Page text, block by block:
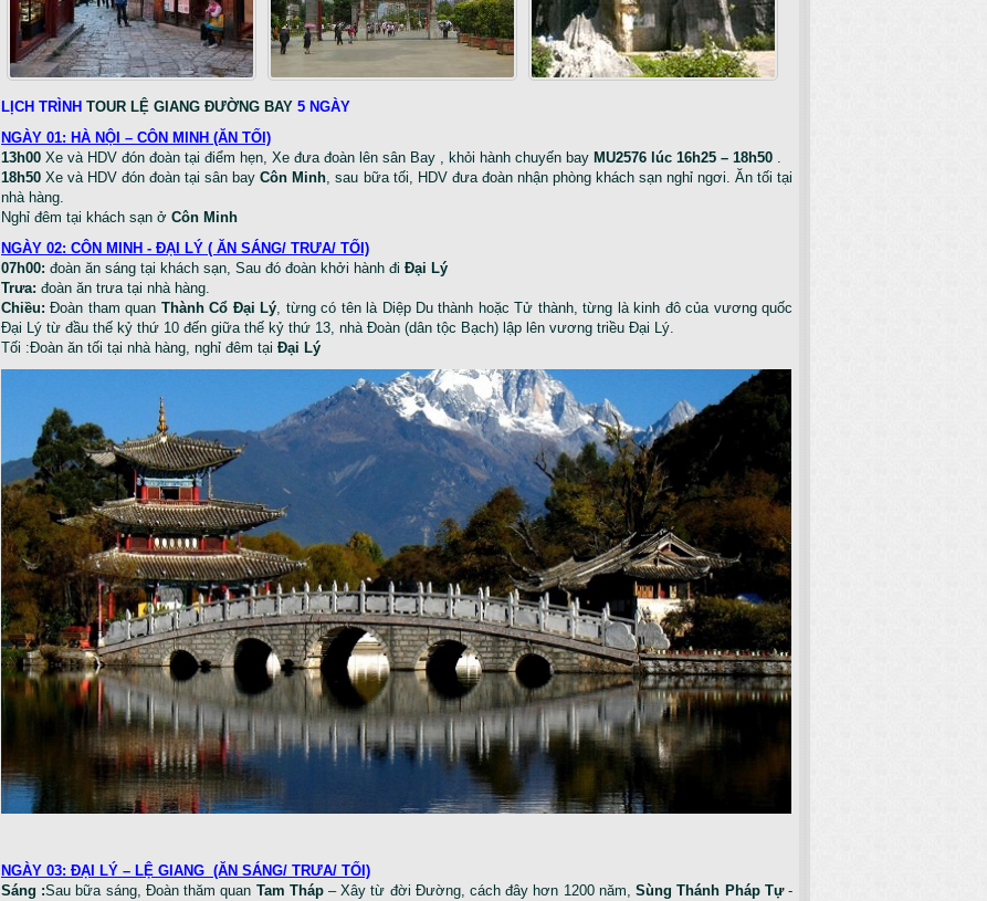
LỊCH TRÌNH TOUR LỆ GIANG ĐƯỜNG BAY 5 NGÀY
NGÀY 01: HÀ NỘI – CÔN MINH (ĂN TỐI)
13h00 Xe và HDV đón đoàn tại điểm hẹn, Xe đưa đoàn lên sân Bay , khỏi hành chuyến bay MU2576 lúc 16h25 – 18h50 .
18h50 Xe và HDV đón đoàn tại sân bayCôn Minh, sau bữa tối, HDV đưa đoàn nhận phòng khách sạn nghỉ ngơi. Ăn tối tại
nhà hàng.
Nghỉ đêm tại khách sạn ở Côn Minh
NGÀY 02: CÔN MINH - ĐẠI LÝ ( ĂN SÁNG/ TRƯA/ TỐI)
07h00: đoàn ăn sáng tại khách sạn, Sau đó đoàn khởi hành đi Đại Lý
Trưa: đoàn ăn trưa tại nhà hàng.
Chiều: Đoàn tham quan Thành Cổ Đại Lý, từng có tên là Diệp Du thành hoặc Tử thành, từng là kinh đô của vương quốc
Đại Lý từ đầu thế kỷ thứ 10 đến giữa thế kỷ thứ 13, nhà Đoàn (dân tộc Bạch) lập lên vương triều Đại Lý.
Tối :Đoàn ăn tối tại nhà hàng, nghỉ đêm tại Đại Lý
NGÀY 03: ĐẠI LÝ – LỆ GIANG (ĂN SÁNG/ TRƯA/ TỐI)
Sáng :Sau bữa sáng, Đoàn thăm quan Tam Tháp– Xây từ đời Đường, cách đây hơn 1200 năm,Sùng Thánh Pháp Tự-